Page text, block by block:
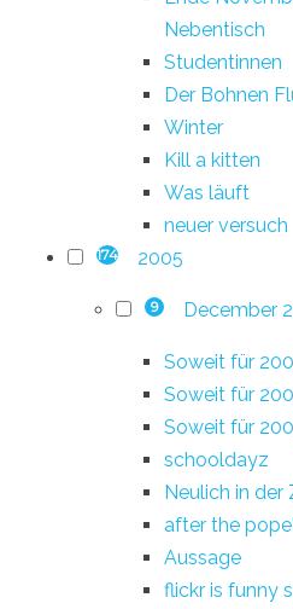
Nebentisch
Studentinnen
Der Bohnen
Winter
Kill a kitten
Was läuft
neuer versuch
174 2005
9 December
Soweit für
Soweit für
Soweit für
schooldayz
Neulich in der
after the
Aussage
flickr is funny